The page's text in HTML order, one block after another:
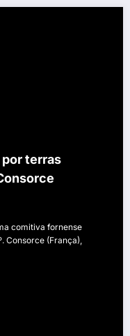
terras
comitiva fornense
Consorce (França),